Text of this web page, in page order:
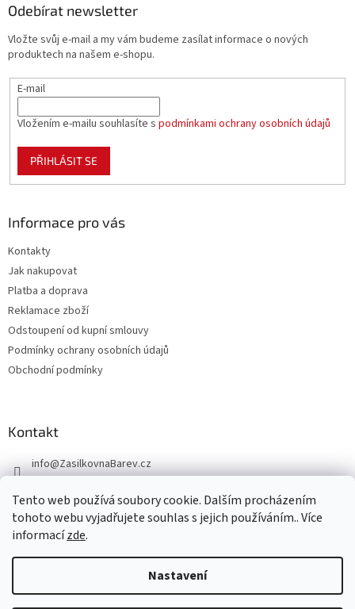
Tento web používá soubory cookie. Dalším procházením
tohoto webu vyjadřujete souhlas s jejich používáním.. Více
informacízde.
Nastavení
Odebírat newsletter
Vložte svůj e-mail a my vám budeme zasílat informace o nových
produktech na našem e-shopu.
E-mail
Vložením e-mailu souhlasíte s podmínkami ochrany osobních údajů
PŘIHLÁSIT SE
Informace pro vás
Kontakty
Jak nakupovat
Platba a doprava
Reklamace zboží
Odstoupení od kupní smlouvy
Podmínky ochrany osobních údajů
Obchodní podmínky
Kontakt
info@ZasilkovnaBarev.cz
Vytvořil Shoptet